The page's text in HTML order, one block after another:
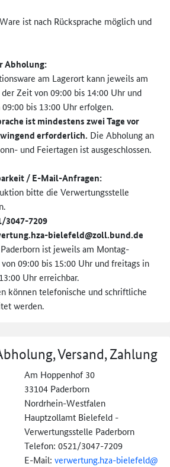
ist nach Rücksprache möglich und
Abholung:
am Lagerort kann jeweils am
Zeit von 09:00 bis 14:00 Uhr und
bis 13:00 Uhr erfolgen.
ist mindestens zwei Tage vor
erforderlich. Die Abholung an
und Feiertagen ist ausgeschlossen.
/ E-Mail-Anfragen:
bitte die Verwertungsstelle
3047-7209
bielefeld@zoll.­bund.de
ist jeweils am Montag-
09:00 bis 15:00 Uhr und freitags in
Uhr erreichbar.
können telefonische und schriftliche
werden.
Versand, Zahlung
Am Hoppenhof 30
33104 Paderborn
Nordrhein-Westfalen
Hauptzollamt Bielefeld -
Verwertungsstelle Paderborn
Telefon: 0521/3047-7209
E-Mail: verwertung.hza-bielefeld@